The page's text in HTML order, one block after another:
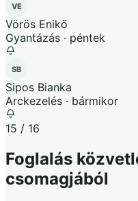
VE
Vörös Enikő
Gyantázás · péntek
SB
Sipos Bianka
Arckezelés · bármikor
15 / 16
Foglalás
csomagjából